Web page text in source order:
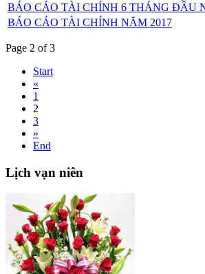
BÁO CÁO TÀI CHÍNH 6 THÁNG ĐẦU
BÁO CÁO TÀI CHÍNH NĂM 2017
Page 2 of 3
Start
«
1
2
3
»
End
Lịch vạn niên